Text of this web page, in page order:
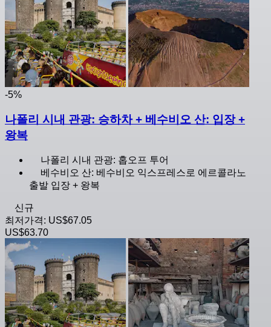
-5%
나폴리 시내 관광: 승하차 + 베수비오 산: 입장 +
왕복
나폴리 시내 관광: 홉오프 투어
베수비오 산: 베수비오 익스프레스로 에르콜라노
출발 입장 + 왕복
신규
최저가격: US$67.05
US$63.70